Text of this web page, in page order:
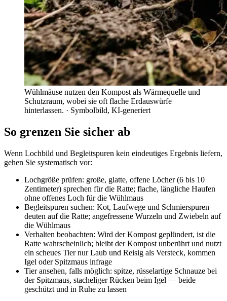
Wühlmäuse nutzen den Kompost als Wärmequelle und
Schutzraum, wobei sie oft flache Erdauswürfe
hinterlassen. · Symbolbild, KI-generiert
So grenzen Sie sicher ab
Wenn Lochbild und Begleitspuren kein eindeutiges Ergebnis liefern,
gehen Sie systematisch vor:
Lochgröße prüfen: große, glatte, offene Löcher (6 bis 10
Zentimeter) sprechen für die Ratte; flache, längliche Haufen
ohne offenes Loch für die Wühlmaus
Begleitspuren suchen: Kot, Laufwege und Schmierspuren
deuten auf die Ratte; angefressene Wurzeln und Zwiebeln auf
die Wühlmaus
Verhalten beobachten: Wird der Kompost geplündert, ist die
Ratte wahrscheinlich; bleibt der Kompost unberührt und nutzt
ein scheues Tier nur Laub und Reisig als Versteck, kommen
Igel oder Spitzmaus infrage
Tier ansehen, falls möglich: spitze, rüsselartige Schnauze bei
der Spitzmaus, stacheliger Rücken beim Igel — beide
geschützt und in Ruhe zu lassen